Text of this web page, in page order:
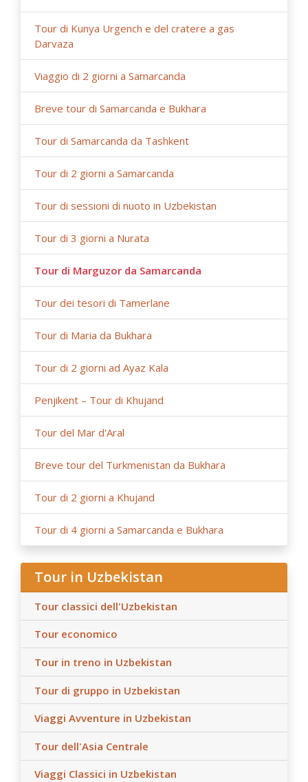
Tour di Kunya Urgench e del cratere a gas
Darvaza
Viaggio di 2 giorni a Samarcanda
Breve tour di Samarcanda e Bukhara
Tour di Samarcanda da Tashkent
Tour di 2 giorni a Samarcanda
Tour di sessioni di nuoto in Uzbekistan
Tour di 3 giorni a Nurata
Tour di Marguzor da Samarcanda
Tour dei tesori di Tamerlane
Tour di Maria da Bukhara
Tour di 2 giorni ad Ayaz Kala
Penjikent – Tour di Khujand
Tour del Mar d'Aral
Breve tour del Turkmenistan da Bukhara
Tour di 2 giorni a Khujand
Tour di 4 giorni a Samarcanda e Bukhara
Tour in Uzbekistan
Tour classici dell'Uzbekistan
Tour economico
Tour in treno in Uzbekistan
Tour di gruppo in Uzbekistan
Viaggi Avventure in Uzbekistan
Tour dell'Asia Centrale
Viaggi Classici in Uzbekistan